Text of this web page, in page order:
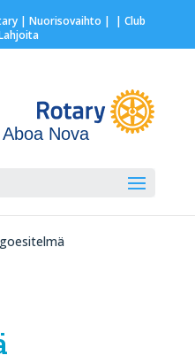
| Nuorisovaihto | | Club
Nova